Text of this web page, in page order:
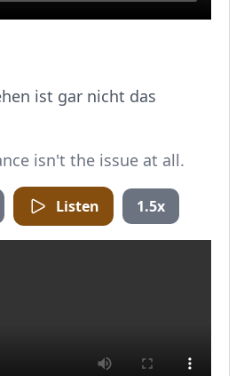
ist gar nicht das
isn't the issue at all.
Listen 1.5x